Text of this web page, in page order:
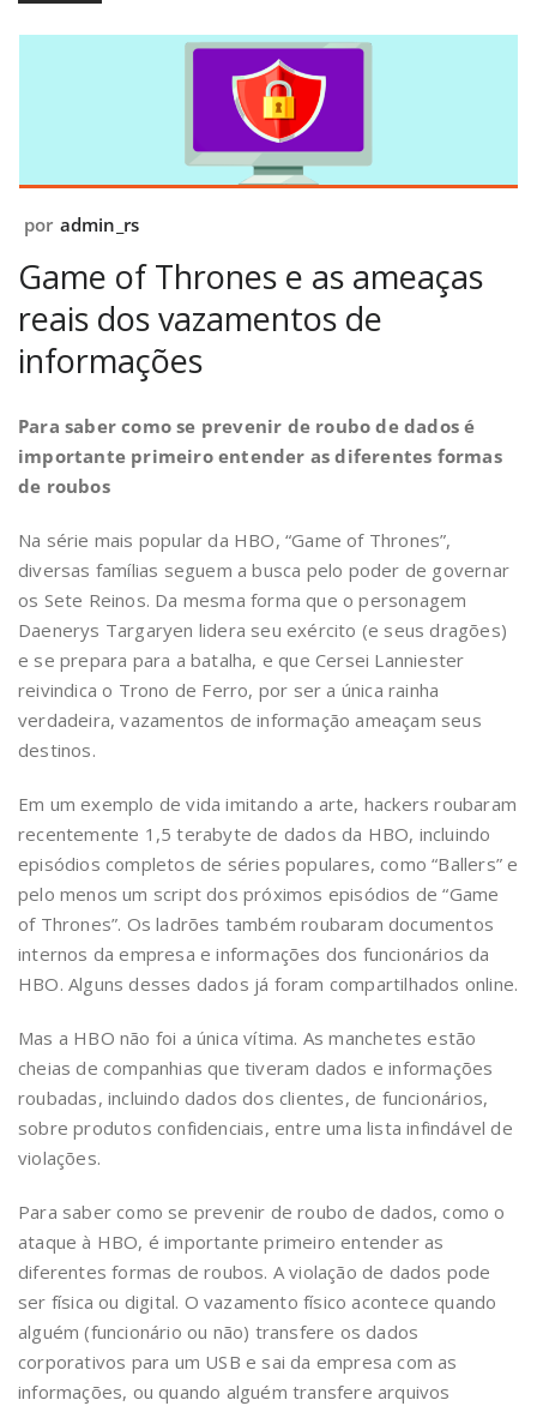
por admin_rs
Game of Thrones e as ameaças
reais dos vazamentos de
informações
Para saber como se prevenir de roubo de dados é
importante primeiro entender as diferentes formas
de roubos
Na série mais popular da HBO, “Game of Thrones”,
diversas famílias seguem a busca pelo poder de governar
os Sete Reinos. Da mesma forma que o personagem
Daenerys Targaryen lidera seu exército (e seus dragões)
e se prepara para a batalha, e que Cersei Lanniester
reivindica o Trono de Ferro, por ser a única rainha
verdadeira, vazamentos de informação ameaçam seus
destinos.
Em um exemplo de vida imitando a arte, hackers roubaram
recentemente 1,5 terabyte de dados da HBO, incluindo
episódios completos de séries populares, como “Ballers” e
pelo menos um script dos próximos episódios de “Game
of Thrones”. Os ladrões também roubaram documentos
internos da empresa e informações dos funcionários da
HBO. Alguns desses dados já foram compartilhados online.
Mas a HBO não foi a única vítima. As manchetes estão
cheias de companhias que tiveram dados e informações
roubadas, incluindo dados dos clientes, de funcionários,
sobre produtos confidenciais, entre uma lista infindável de
violações.
Para saber como se prevenir de roubo de dados, como o
ataque à HBO, é importante primeiro entender as
diferentes formas de roubos. A violação de dados pode
ser física ou digital. O vazamento físico acontece quando
alguém (funcionário ou não) transfere os dados
corporativos para um USB e sai da empresa com as
informações, ou quando alguém transfere arquivos